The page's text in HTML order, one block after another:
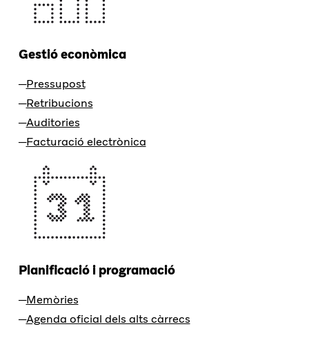
Gestió econòmica
Pressupost
Retribucions
Auditories
Facturació electrònica
Planificació i programació
Memòries
Agenda oficial dels alts càrrecs